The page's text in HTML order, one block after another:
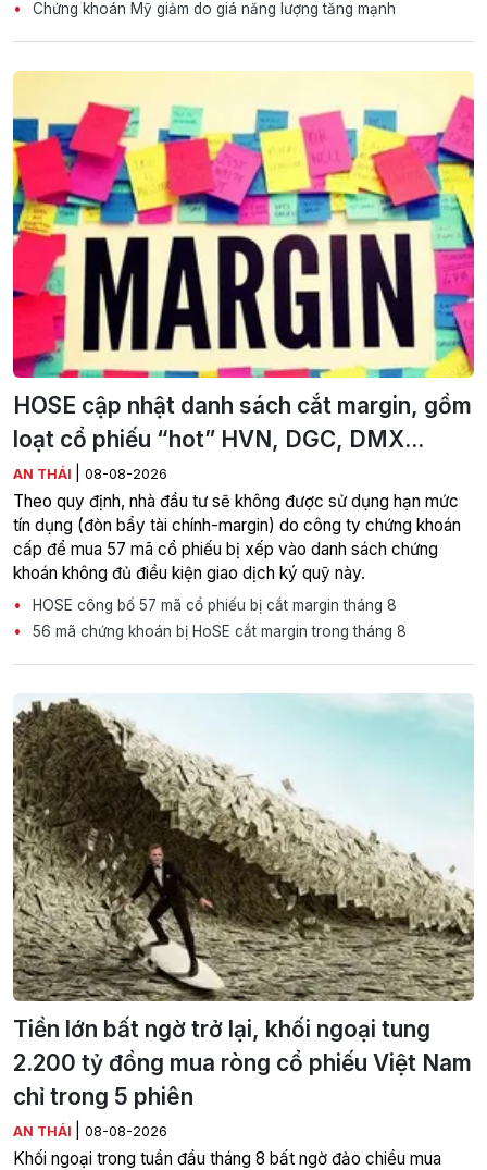
Chứng khoán Mỹ giảm do giá năng lượng tăng mạnh
HOSE cập nhật danh sách cắt margin, gồm
loạt cổ phiếu “hot” HVN, DGC, DMX...
AN THÁI 08-08-2026
Theo quy định, nhà đầu tư sẽ không được sử dụng hạn mức
tín dụng (đòn bẩy tài chính-margin) do công ty chứng khoán
cấp để mua 57 mã cổ phiếu bị xếp vào danh sách chứng
khoán không đủ điều kiện giao dịch ký quỹ này.
HOSE công bố 57 mã cổ phiếu bị cắt margin tháng 8
56 mã chứng khoán bị HoSE cắt margin trong tháng 8
Tiền lớn bất ngờ trở lại, khối ngoại tung
2.200 tỷ đồng mua ròng cổ phiếu Việt Nam
chỉ trong 5 phiên
AN THÁI 08-08-2026
Khối ngoại trong tuần đầu tháng 8 bất ngờ đảo chiều mua